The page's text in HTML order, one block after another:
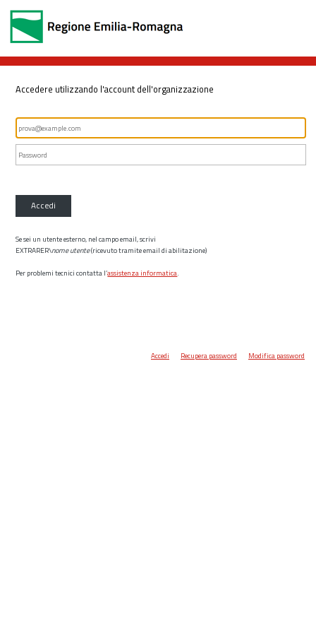
Accedere utilizzando l'account dell'organizzazione
Accedi
Se sei un utente esterno, nel campo email, scrivi
EXTRARER\nome utente(ricevuto tramite email di abilitazione)
Per problemi tecnici contatta l’assistenza informatica.
Accedi Recupera password Modifica password